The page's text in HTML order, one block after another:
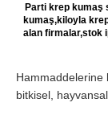
Parti krep kumaş
kumaş,kiloyla
alan firmalar,stok
Hammaddelerine
bitkisel,